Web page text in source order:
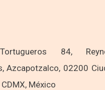
84,
Azcapotzalco, 02200
México